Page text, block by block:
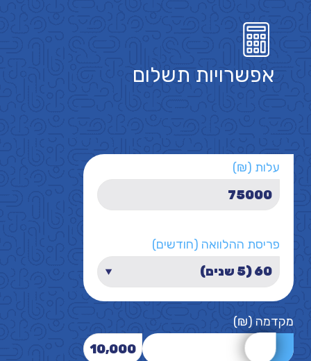
אפשרויות תשלום
עלות (₪)
פריסת ההלוואה (חודשים)
מקדמה (₪)
10,000